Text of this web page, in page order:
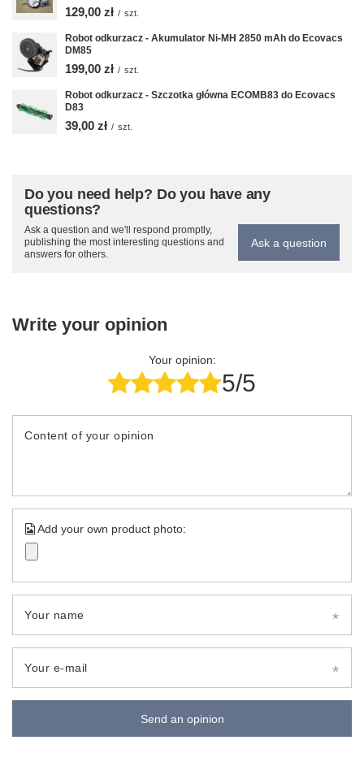
129,00 zł / szt.
Robot odkurzacz - Akumulator Ni-MH 2850 mAh do Ecovacs
DM85
199,00 zł / szt.
Robot odkurzacz - Szczotka główna ECOMB83 do Ecovacs
D83
39,00 zł / szt.
Do you need help? Do you have any
questions?
Ask a question and we'll respond promptly,
publishing the most interesting questions and
answers for others.
Ask a question
Write your opinion
Your opinion:
5/5
Content of your opinion
Add your own product photo:
Your name
Your e-mail
Send an opinion